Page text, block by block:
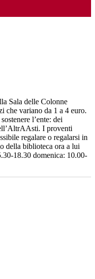
Sala delle Colonne
che variano da 1 a 4 euro.
l’ente: dei
I proventi
regalare o regalarsi in
della biblioteca ora a lui
18.30 domenica: 10.00-